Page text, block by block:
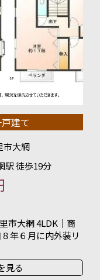
建て
市大網
駅 徒歩19分
市大網 4LDK｜商
年６月に内外装リ
見る